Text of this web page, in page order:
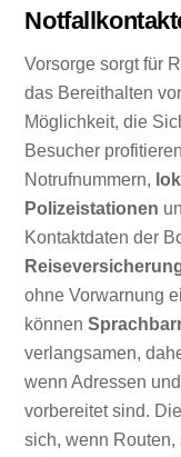
Vorsorge sorgt für
das Bereithalten
Möglichkeit, die
Besucher
Notrufnummern,
Polizeistationen
Kontaktdaten der
ohne Vorwarnung
können
verlangsamen,
wenn Adressen
vorbereitet sind.
sich, wenn Routen,